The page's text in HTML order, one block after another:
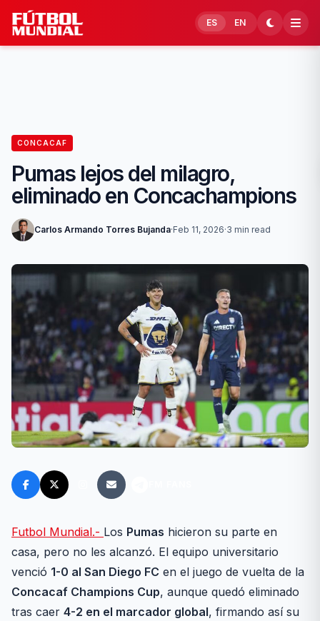
Skip to content
ES EN
CONCACAF
Pumas lejos del milagro,
eliminado en Concachampions
Carlos Armando Torres Bujanda·Feb 11, 2026·3 min read
Futbol Mundial.- Los Pumas hicieron su parte en
casa, pero no les alcanzó. El equipo universitario
venció 1-0 al San Diego FC en el juego de vuelta de la
Concacaf Champions Cup, aunque quedó eliminado
tras caer 4-2 en el marcador global, firmando así su